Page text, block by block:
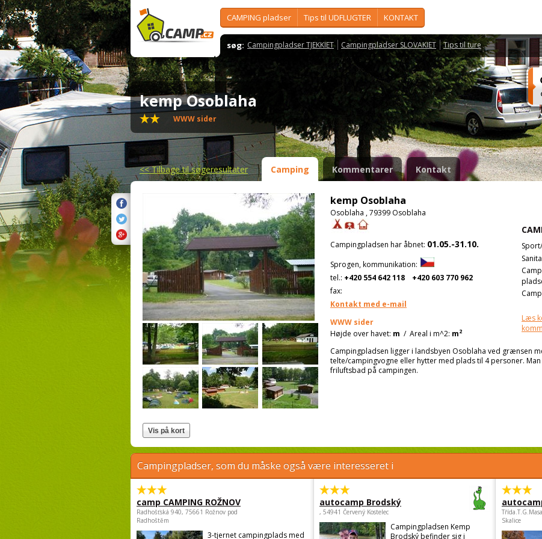
CAMPING pladser Tips til UDFLUGTER KONTAKT
søg: Campingpladser TJEKKIET Campingpladser SLOVAKIET Tips til ture
kemp Osoblaha
WWW sider
<<Tilbage til søgeresultater Camping Kommentarer Kontakt
kemp Osoblaha
Osoblaha , 79399 Osoblaha
Læs
Campingpladsen har åbnet: 01.05.-31.10.
Sprogen, kommunikation:
tel.: +420 554 642 118
+420 603 770 962
fax:
Kontakt med e-mail
WWW sider
Højde over havet: m / Areal i m^2: m2
Campingpladsen ligger i landsbyen Osoblaha ved grænsen
telte/campingvogne eller hytter med plads til 4 personer.
friluftsbad på campingen.
Campingpladser, som du måske også være interesseret i
camp CAMPING ROŽNOV
Radhošťská 940, 75661 Rožnov pod
Radhoštěm
3-tjernet campingplads med
autocamp Brodský
, 54941 Červený Kostelec
Campingpladsen Kemp
Brodský befinder sig i
Skalice